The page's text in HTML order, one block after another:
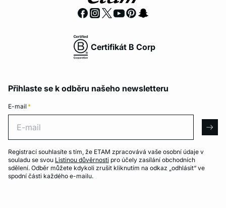
Certifikát B Corp
Přihlaste se k odběru našeho newsletteru
E-mail *
Registrací souhlasíte s tím, že ETAM zpracovává vaše osobní údaje v
souladu se svou Listinou důvěrnosti pro účely zasílání obchodních
sdělení. Odběr můžete kdykoli zrušit kliknutím na odkaz „odhlásit“ ve
spodní části každého e-mailu.